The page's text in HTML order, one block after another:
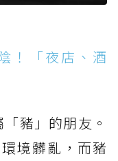
！「夜店、酒
豬」的朋友。
境髒亂，而豬